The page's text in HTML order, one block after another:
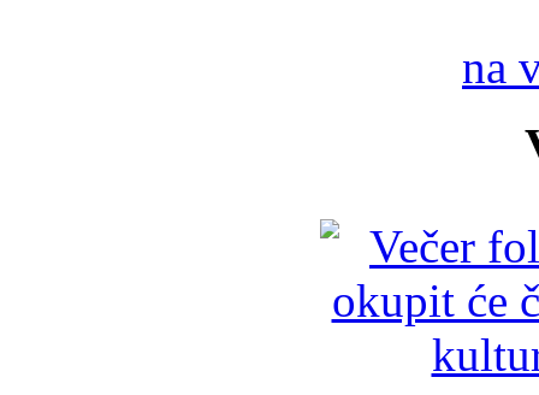
na